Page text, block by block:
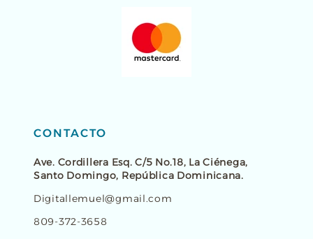
CONTACTO
Ave. Cordillera Esq. C/5 No.18, La Ciénega,
Santo Domingo, República Dominicana.
Digitallemuel@gmail.com
809-372-3658